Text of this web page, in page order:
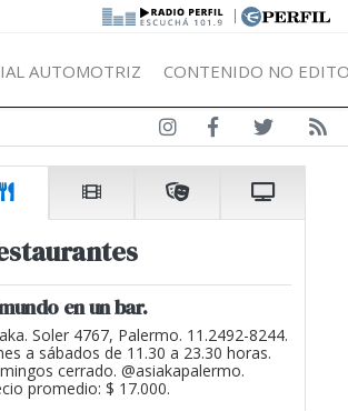
|
AUTOMOTRIZ CONTENIDO NO
en un bar.
Soler 4767, Palermo. 11.2492-8244.
a sábados de 11.30 a 23.30 horas.
cerrado. @asiakapalermo.
promedio: $ 17.000.